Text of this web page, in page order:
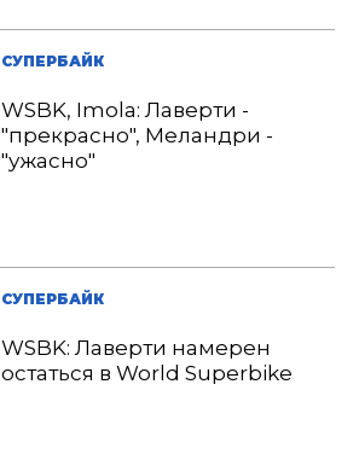
СУПЕРБАЙК
WSBK, Imola: Лаверти -
"прекрасно", Меландри -
"ужасно"
СУПЕРБАЙК
WSBK: Лаверти намерен
остаться в World Superbike